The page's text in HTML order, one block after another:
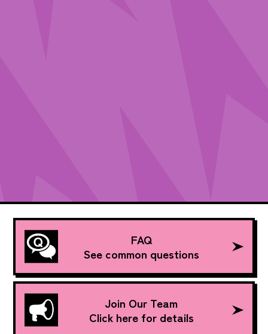
FAQ
See common questions
Join Our Team
Click here for details